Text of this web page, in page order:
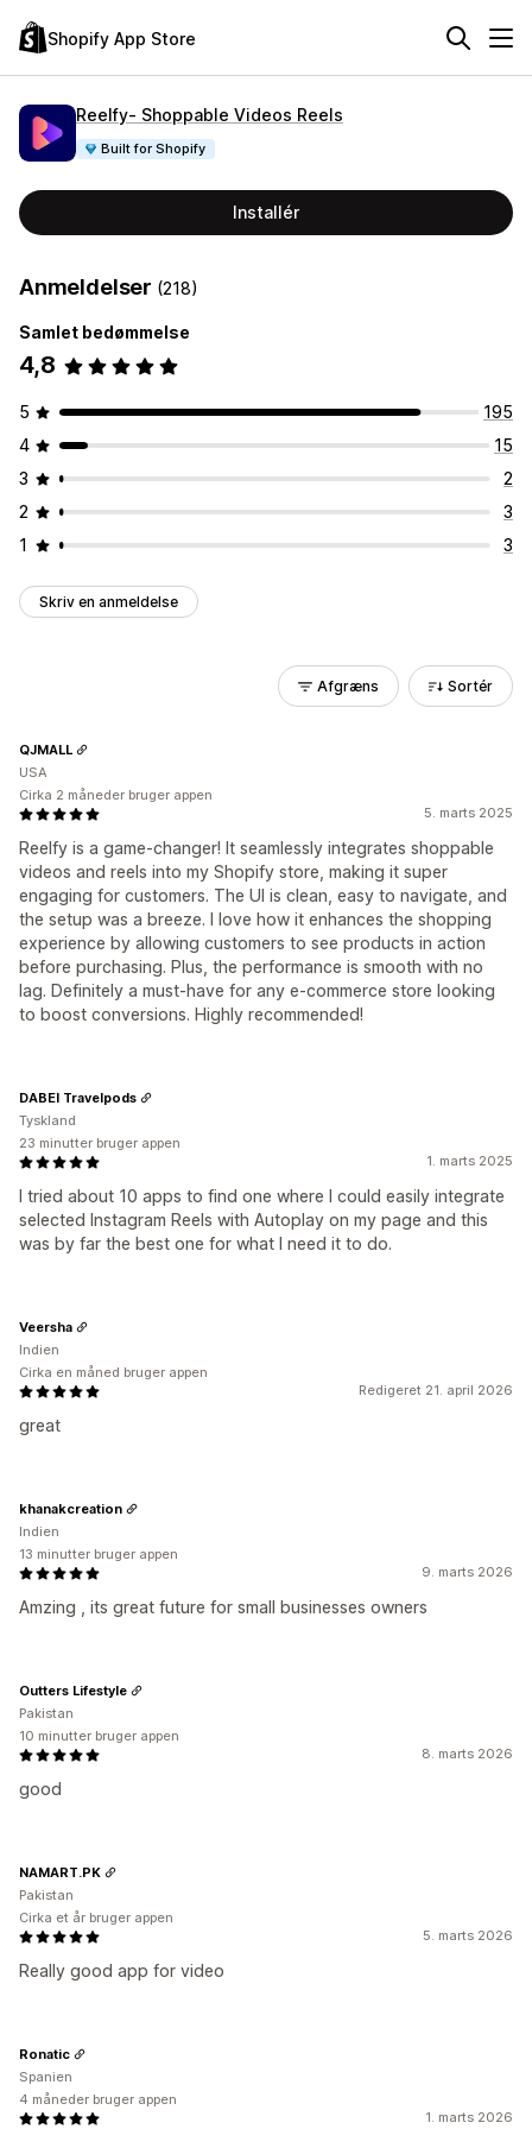
Shopify App Store
Reelfy‑ Shoppable Videos Reels
Built for Shopify
Installér
Anmeldelser (218)
Samlet bedømmelse
4,8
5
195
4
15
3
2
2
3
1
3
Skriv en anmeldelse
Afgræns Sortér
5. marts 2025
Reelfy is a game-changer! It seamlessly integrates shoppable
videos and reels into my Shopify store, making it super
engaging for customers. The UI is clean, easy to navigate, and
the setup was a breeze. I love how it enhances the shopping
experience by allowing customers to see products in action
before purchasing. Plus, the performance is smooth with no
lag. Definitely a must-have for any e-commerce store looking
to boost conversions. Highly recommended!
QJMALL
USA
Cirka 2 måneder bruger appen
1. marts 2025
I tried about 10 apps to find one where I could easily integrate
selected Instagram Reels with Autoplay on my page and this
was by far the best one for what I need it to do.
DABEI Travelpods
Tyskland
23 minutter bruger appen
Redigeret 21. april 2026
great
Veersha
Indien
Cirka en måned bruger appen
9. marts 2026
Amzing , its great future for small businesses owners
khanakcreation
Indien
13 minutter bruger appen
8. marts 2026
good
Outters Lifestyle
Pakistan
10 minutter bruger appen
5. marts 2026
Really good app for video
NAMART.PK
Pakistan
Cirka et år bruger appen
1. marts 2026
Ronatic
Spanien
4 måneder bruger appen